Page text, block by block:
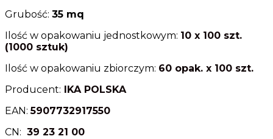
Grubość: 35 mq
Ilość w opakowaniu jednostkowym: 10 x 100 szt.
(1000 sztuk)
Ilość w opakowaniu zbiorczym: 60 opak. x 100 szt.
Producent: IKA POLSKA
EAN:5907732917550
CN: 39 23 21 00